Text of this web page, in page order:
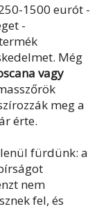
1500 eurót -
-
Még
vagy
meg a
érte.
fürdünk: a
nem
fel, és